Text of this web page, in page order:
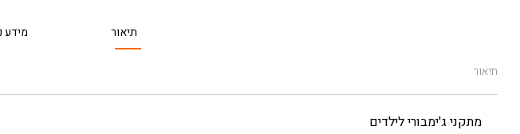
תיאור מידע
תיאור
מתקני ג'ימבורי לילדים